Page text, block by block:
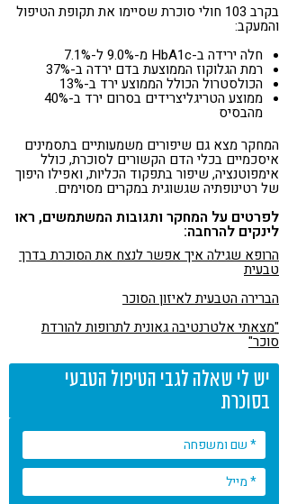
בקרב 103 חולי סוכרת שסיימו את תקופת הטיפול
והמעקב:
חלה ירידה ב-HbA1c מ-9.0% ל-7.1%
רמת הגלוקוז הממוצעת בדם ירדה ב-37%
הכולסטרול הכולל הממוצע ירד ב-13%
ממוצע הטריגליצרידים בסרום ירד ב-40%
מהבסיס
המחקר מצא גם שיפורים משמעותיים בתסמינים
איסכמיים בכלי הדם הקשורים לסוכרת, כולל
אימפוטנציה, שיפור בתפקוד הכליות, ואפילו היפוך
של רטינופתיה שגשוגית במקרים מסוימים.
לפרטים על המחקר ותגובות המשתמשים, ראו
לינקים להרחבה:
הרופא שגילה איך אפשר לנצח את הסוכרת בדרך
טבעית
הברירה הטבעית לאיזון הסוכר
"מצאתי אלטרנטיבה גאונית לתרופות להורדת
סוכר"
יש לי שאלה לגבי הטיפול הטבעי
בסוכרת